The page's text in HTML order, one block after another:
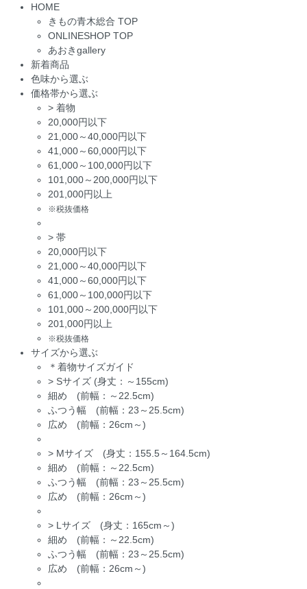
HOME
きもの青木総合 TOP
ONLINESHOP TOP
あおきgallery
新着商品
色味から選ぶ
価格帯から選ぶ
> 着物
20,000円以下
21,000～40,000円以下
41,000～60,000円以下
61,000～100,000円以下
101,000～200,000円以下
201,000円以上
※税抜価格
> 帯
20,000円以下
21,000～40,000円以下
41,000～60,000円以下
61,000～100,000円以下
101,000～200,000円以下
201,000円以上
※税抜価格
サイズから選ぶ
＊着物サイズガイド
> Sサイズ (身丈：～155cm)
細め (前幅：～22.5cm)
ふつう幅 (前幅：23～25.5cm)
広め (前幅：26cm～)
> Mサイズ (身丈：155.5～164.5cm)
細め (前幅：～22.5cm)
ふつう幅 (前幅：23～25.5cm)
広め (前幅：26cm～)
> Lサイズ (身丈：165cm～)
細め (前幅：～22.5cm)
ふつう幅 (前幅：23～25.5cm)
広め (前幅：26cm～)